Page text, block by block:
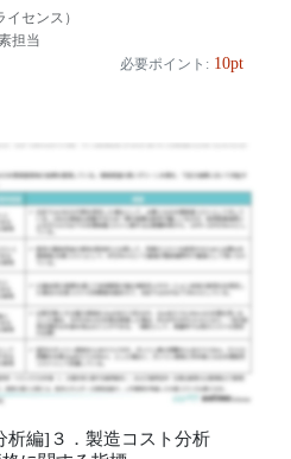
センス）
担当
必要ポイント: 10pt
編]３．製造コスト分析